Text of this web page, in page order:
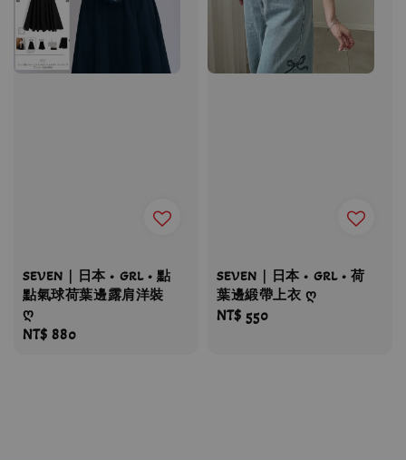
SEVEN｜日本 • GRL • 點
點氣球荷葉邊露肩洋裝
ღ
Regular
NT$ 880
SEVEN｜日本 • GRL • 荷
葉邊緞帶上衣 ღ
Regular
NT$ 550